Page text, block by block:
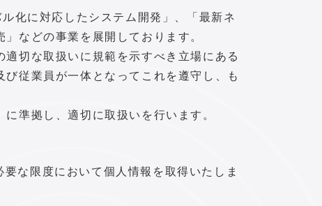
化に対応したシステム開発」、「最新ネ
などの事業を展開しております。
切な取扱いに規範を示すべき立場にある
従業員が一体となってこれを遵守し、も
準拠し、適切に取扱いを行います。
な限度において個人情報を取得いたしま